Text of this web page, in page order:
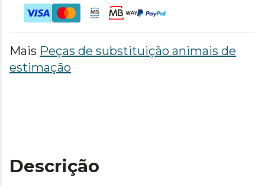
Mais Peças de substituição animais de
estimação
Descrição